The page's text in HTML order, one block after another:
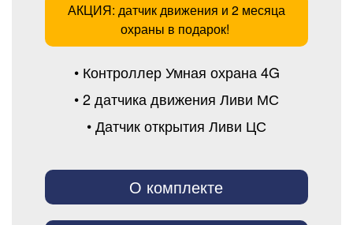
АКЦИЯ: датчик движения и 2 месяца
охраны в подарок!
• Контроллер Умная охрана 4G
• 2 датчика движения Ливи МС
• Датчик открытия Ливи ЦС
О комплекте